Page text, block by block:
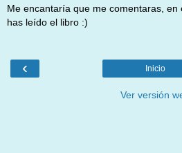
Me encantaría que me comentaras, en
has leído el libro :)
‹ Inicio
Ver versión